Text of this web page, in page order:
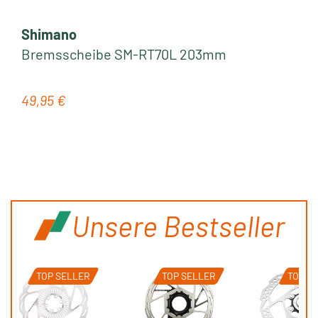
Unsere Bestseller
TOP SELLER TOP SELLER TOP
Shimano
Bremsscheibe SM-RT70L 203mm
Regulärer Preis:
49,95 €